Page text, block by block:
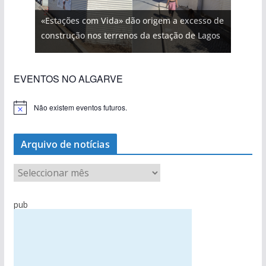
«Estações com Vida» dão origem a excesso de
construção nos terrenos da estação de Lagos
EVENTOS NO ALGARVE
Não existem eventos futuros.
Arquivo de notícias
r
pub